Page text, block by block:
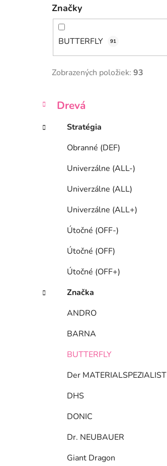
Značky
BUTTERFLY 91
Zobrazených položiek: 93
Preskočiť
kategórie
K
a
e
Drevá
Stratégia
Obranné (DEF)
Univerzálne (ALL-)
Univerzálne (ALL)
Univerzálne (ALL+)
Útočné (OFF-)
Útočné (OFF)
Útočné (OFF+)
Značka
ANDRO
BARNA
BUTTERFLY
Der MATERIALSPEZIALIST
DHS
DONIC
Dr. NEUBAUER
Giant Dragon